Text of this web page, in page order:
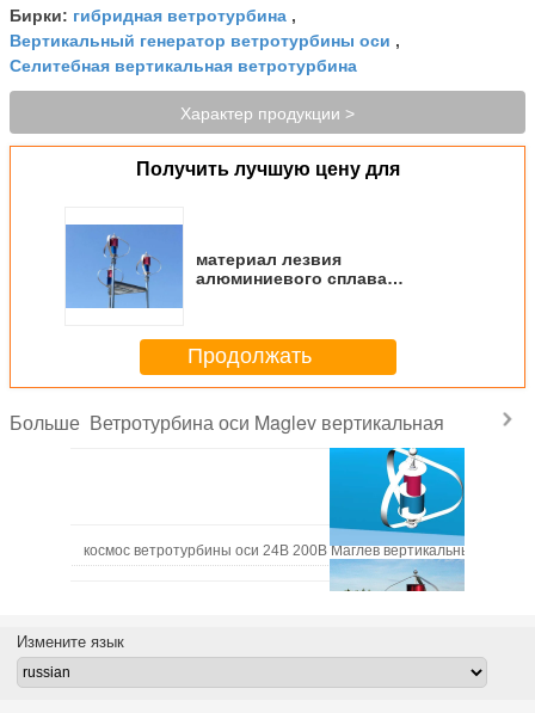
Бирки: гибридная ветротурбина ,
Вертикальный генератор ветротурбины оси ,
Селитебная вертикальная ветротурбина
Характер продукции >
Получить лучшую цену для
материал лезвия
алюминиевого сплава
вертикальный
Продолжать
Больше Ветротурбина оси Maglev вертикальная
космос ветротурбины оси 24В 200В Маглев вертикальный -
Ветротурбина ветротурбины 1КВ оси домочадца 1000В 24В Маглев
Измените язык